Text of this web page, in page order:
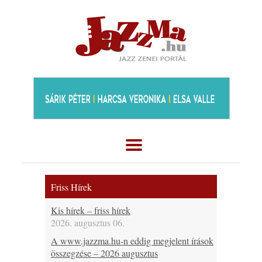
Friss Hírek
Kis hírek – friss hírek
2026. augusztus 06.
A www.jazzma.hu-n eddig megjelent írások
összegzése – 2026 augusztus